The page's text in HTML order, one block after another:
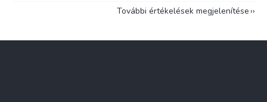
További értékelések megjelenítése